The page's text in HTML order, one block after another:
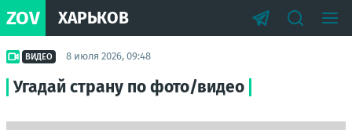
ZOV ХАРЬКОВ
ВИДЕО 8 июля 2026, 09:48
Угадай страну по фото/видео